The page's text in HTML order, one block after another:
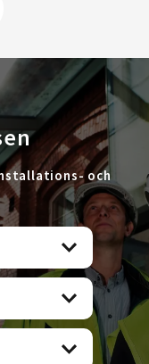
och